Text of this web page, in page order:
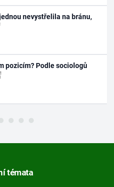
nevystřelila na bránu,
pozicím? Podle sociologů
témata